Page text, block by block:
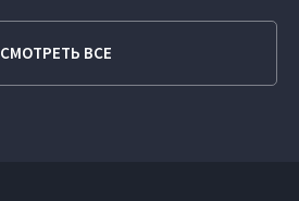
СМОТРЕТЬ ВСЕ